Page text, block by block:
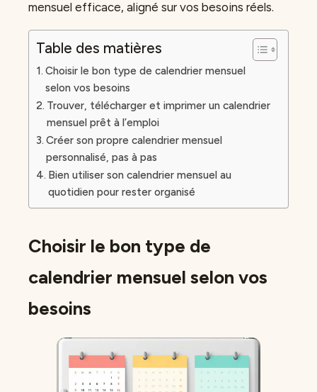
mensuel efficace, aligné sur vos besoins réels.
Table des matières
Choisir le bon type de calendrier mensuel
selon vos besoins
Trouver, télécharger et imprimer un calendrier
mensuel prêt à l’emploi
Créer son propre calendrier mensuel
personnalisé, pas à pas
Bien utiliser son calendrier mensuel au
quotidien pour rester organisé
Choisir le bon type de
calendrier mensuel selon vos
besoins